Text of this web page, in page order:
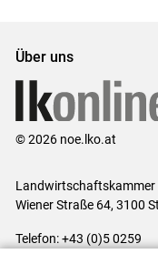
Über uns
© 2026 noe.lko.at
Landwirtschaftskammer
Wiener Straße 64, 3100
Telefon: +43 (0)5 0259